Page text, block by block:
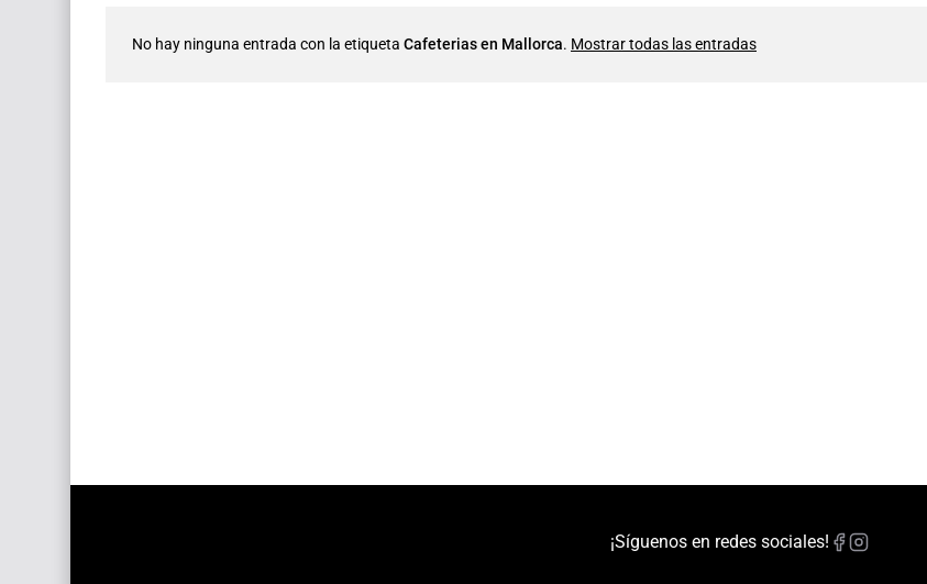
No hay ninguna entrada con la etiqueta Cafeterias en Mallorca. Mostrar todas las entradas
¡Síguenos en redes sociales!